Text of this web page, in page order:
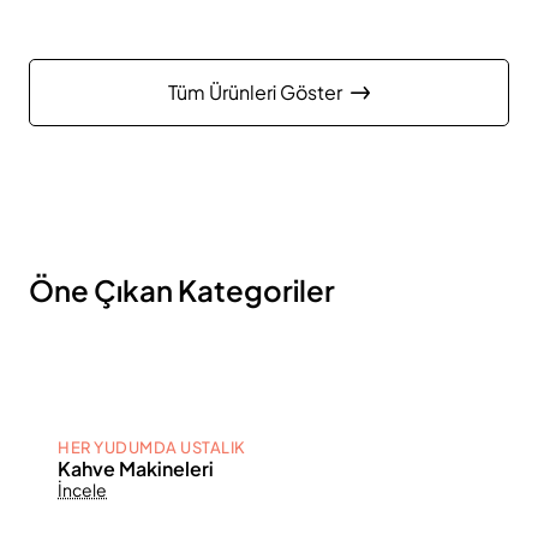
Tüm Ürünleri Göster
Öne Çıkan Kategoriler
HER YUDUMDA USTALIK
Kahve Makineleri
İncele